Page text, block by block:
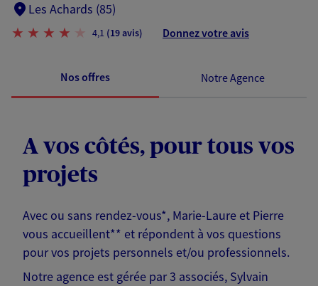
Les Achards (85)
4,1 (19 avis) Donnez votre avis
Nos offres Notre Agence
A vos côtés, pour tous vos
projets
Avec ou sans rendez-vous*, Marie-Laure et Pierre
vous accueillent** et répondent à vos questions
pour vos projets personnels et/ou professionnels.
Notre agence est gérée par 3 associés, Sylvain